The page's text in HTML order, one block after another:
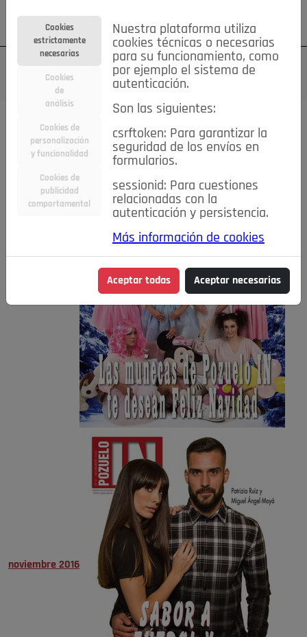
Su cuenta Regístrese ¿Olvidó su contraseña?
PUBLICACIONES DEL AÑO: 2016
noviembre 2016
Cookies
estrictamente
necesarias
Cookies
de
análisis
Cookies de
personalización
y funcionalidad
Cookies de
publicidad
comportamental
Nuestra plataforma utiliza
cookies técnicas o necesarias
para su funcionamiento, como
por ejemplo el sistema de
autenticación.
Son las siguientes:
csrftoken: Para garantizar la
seguridad de los envíos en
formularios.
sessionid: Para cuestiones
relacionadas con la
autenticación y persistencia.
Más información de cookies
Aceptar todas Aceptar necesarias